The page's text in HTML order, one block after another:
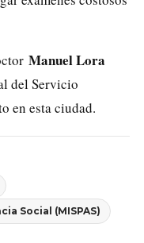
Manuel Lora
del Servicio
en esta ciudad.
Social (MISPAS)